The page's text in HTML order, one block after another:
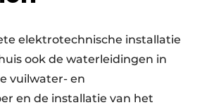
elektrotechnische installatie
ook de waterleidingen in
vuilwater- en
en de installatie van het